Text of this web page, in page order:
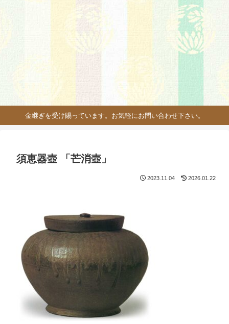
金継ぎを受け賜っています。お気軽にお問い合わせ下さい。
須恵器壺 「芒消壺」
2023.11.04 2026.01.22